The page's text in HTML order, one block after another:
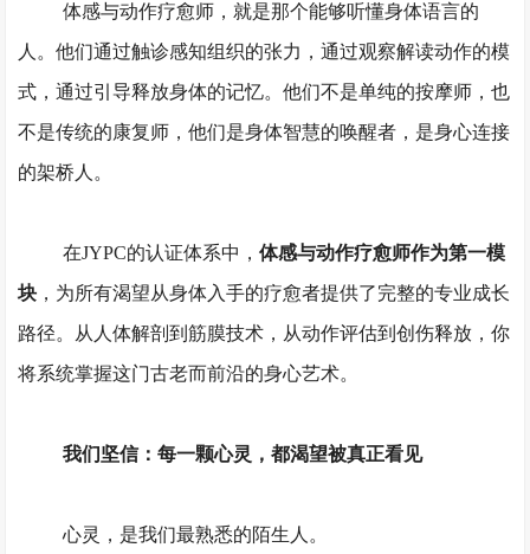
体感与动作疗愈师，就是那个能够听懂身体语言的
人。他们通过触诊感知组织的张力，通过观察解读动作的模
式，通过引导释放身体的记忆。他们不是单纯的按摩师，也
不是传统的康复师，他们是身体智慧的唤醒者，是身心连接
的架桥人。
在JYPC的认证体系中， 体感与动作疗愈师作为第一模
块 ，为所有渴望从身体入手的疗愈者提供了完整的专业成长
路径。从人体解剖到筋膜技术，从动作评估到创伤释放，你
将系统掌握这门古老而前沿的身心艺术。
我们坚信：每一颗心灵，都渴望被真正看见
心灵，是我们最熟悉的陌生人。